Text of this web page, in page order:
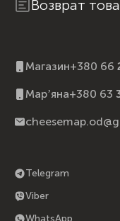
Возврат
Telegram
Viber
Магазин+380 66
Марʼяна+380 63